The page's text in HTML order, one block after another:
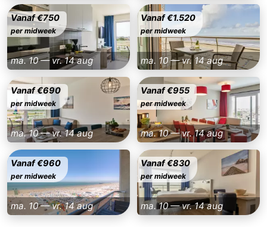
Vanaf €750
per midweek
ma. 10 — vr. 14 aug
Vanaf €1.520
per midweek
ma. 10 — vr. 14 aug
Vanaf €690
per midweek
ma. 10 — vr. 14 aug
Vanaf €955
per midweek
ma. 10 — vr. 14 aug
Vanaf €960
per midweek
ma. 10 — vr. 14 aug
Vanaf €830
per midweek
ma. 10 — vr. 14 aug